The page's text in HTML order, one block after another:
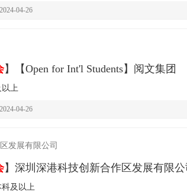
04-26
】【Open for Int'l Students】阅文集团
以上
04-26
发展有限公司
】深圳深港科技创新合作区发展有限公
科及以上